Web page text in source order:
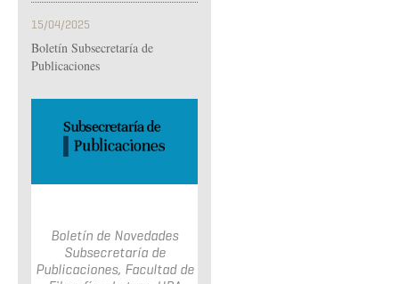
15/04/2025
Boletín Subsecretaría de
Publicaciones
Boletín de Novedades
Subsecretaría de
Publicaciones, Facultad de